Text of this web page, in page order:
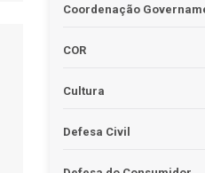
Coordenação
COR
Cultura
Defesa Civil